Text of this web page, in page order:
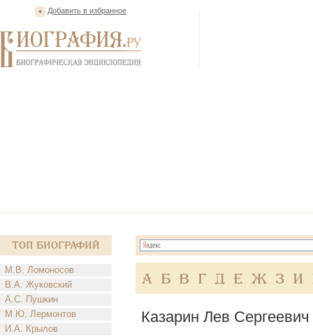
Добавить в избранное
Топ Биографий
М.В. Ломоносов
В.А. Жуковский
А.С. Пушкин
М.Ю. Лермонтов
И.А. Крылов
А Б В Г Д Е Ж З И
Казарин Лев Сергеевич